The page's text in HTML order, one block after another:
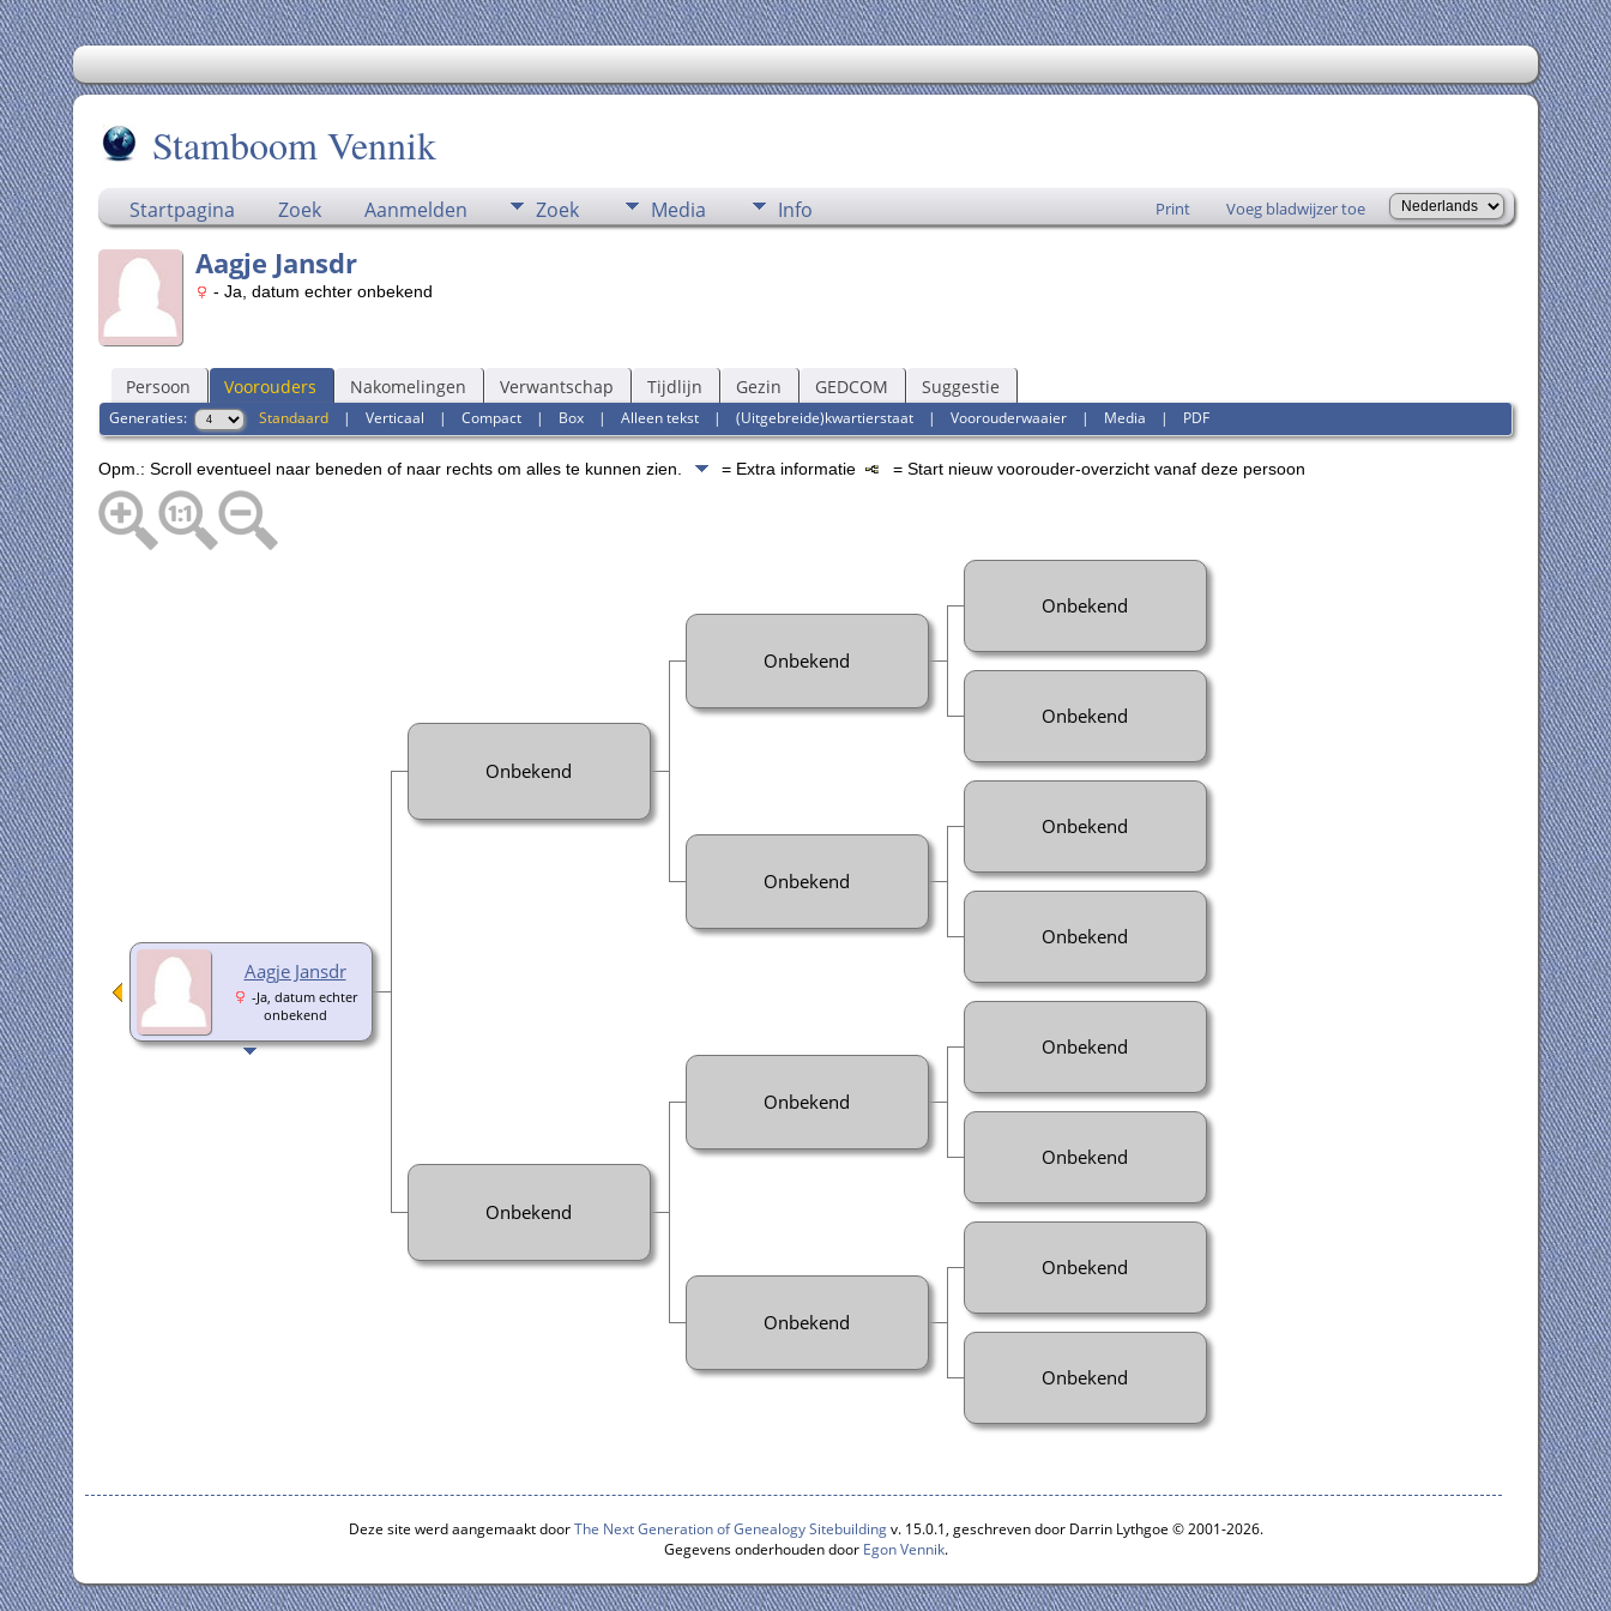
Stamboom Vennik
Startpagina Zoek Aanmelden Zoek Media Info Print Voeg bladwijzer toe
Aagje Jansdr
- Ja, datum echter onbekend
Persoon Voorouders Nakomelingen Verwantschap Tijdlijn Gezin GEDCOM Suggestie
Generaties: Standaard| Verticaal | Compact| Box| Alleen tekst| (Uitgebreide)kwartierstaat| Voorouderwaaier| Media | PDF
Opm.: Scroll eventueel naar beneden of naar rechts om alles te kunnen zien. = Extra informatie = Start nieuw voorouder-overzicht vanaf deze persoon
Aagje Jansdr
-Ja, datum echter
onbekend
Onbekend
Onbekend
Onbekend
Onbekend
Onbekend
Onbekend
Onbekend
Onbekend
Onbekend
Onbekend
Onbekend
Onbekend
Onbekend
Onbekend
Deze site werd aangemaakt doorThe Next Generation of Genealogy Sitebuildingv. 15.0.1, geschreven door Darrin Lythgoe © 2001-2026.
Gegevens onderhouden door Egon Vennik.